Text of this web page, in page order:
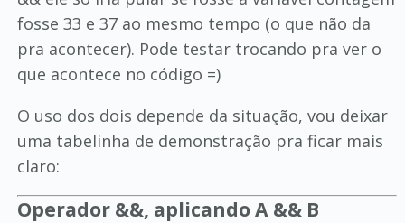
fosse 33 e 37 ao mesmo tempo (o que não da
pra acontecer). Pode testar trocando pra ver o
que acontece no código =)
O uso dos dois depende da situação, vou deixar
uma tabelinha de demonstração pra ficar mais
claro:
Operador &&, aplicando A && B